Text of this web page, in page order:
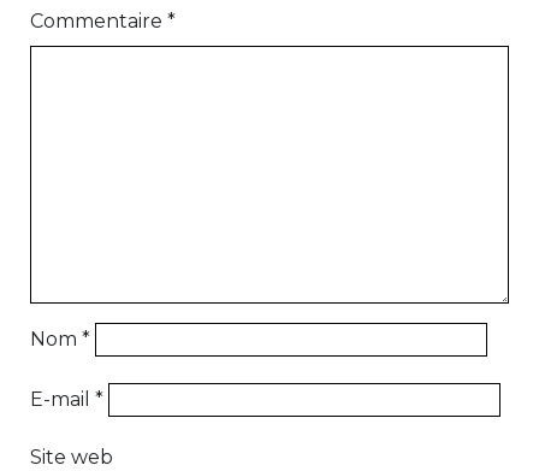
Commentaire *
Nom *
E-mail *
Site web